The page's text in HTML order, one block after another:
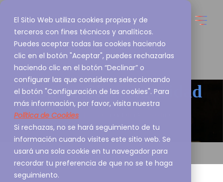
El Sitio Web utiliza cookies propias y de
terceros con fines técnicos y analíticos.
Puedes aceptar todas las cookies haciendo
clic en el botón "Aceptar", puedes rechazarlas
haciendo clic en el botón “Declinar” o
configurar las que consideres seleccionando
el botón "Configuración de las cookies". Para
más información, por favor, visita nuestra
Política de Cookies
Si rechazas, no se hará seguimiento de tu
información cuando visites este sitio web. Se
usará una sola cookie en tu navegador para
recordar tu preferencia de que no se te haga
seguimiento.
Blog deCiberseguridad
Esto es lo que nos apasiona y queremos
compartirlo contigo